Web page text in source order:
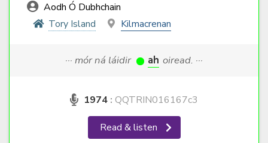
Aodh Ó Dubhchain
Tory Island
Kilmacrenan
··· mór ná láidir ah oiread. ···
1974 : QQTRIN016167c3
Read & listen